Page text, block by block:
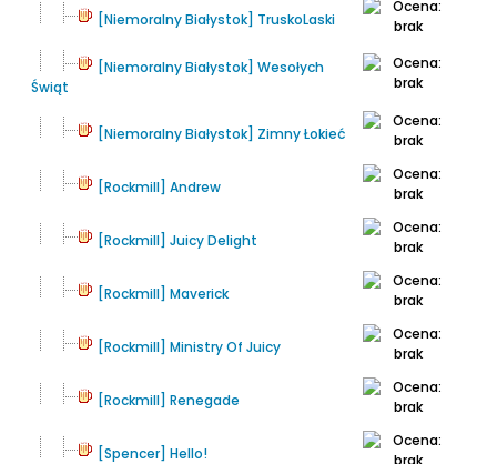
[Niemoralny Białystok] TruskoLaski
[Niemoralny Białystok] Wesołych
Świąt
[Niemoralny Białystok] Zimny Łokieć
[Rockmill] Andrew
[Rockmill] Juicy Delight
[Rockmill] Maverick
[Rockmill] Ministry Of Juicy
[Rockmill] Renegade
[Spencer] Hello!